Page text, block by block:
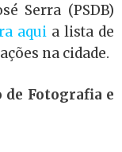
Serra (PSDB)
aquia lista de
na cidade.
de Fotografia e